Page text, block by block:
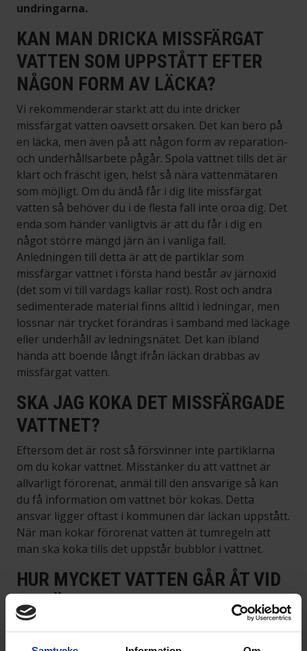
undringarna.
KAN MAN DRICKA MISSFÄRGAT
VATTEN SOM UPPSTÅTT EFTER
NÅGON FORM AV LÄCKA?
Vi rekommenderar starkt att du inte dricker
missfärgat vatten oavsett orsaken. Det kan bero på
en läcka, men även på att någon form av reparation-
och underhållsarbete pågår. Spola vattnet tills det är
klart och fräscht igen, helst så nära vattenmätaren
som möjligt. Om du ändå får i dig lite missfärgat
vatten så behöver du i de flesta fall inte oroa dig. Det
enda som händer vanligtvis är att du får i dig en
något större mängd järn än i vanliga fall.
Anledningen till detta är att de partiklar som
missfärgar vattnet i första hand består av järnoxid
(det som vi till vardags kallar rost). Rost och andra
sedimenterade material finns alltid i ledningar, men
lossnar när trycket förändras i samband med läckage
eller underhåll av ledningsnätet. Det kan ibland
hända att boende långt ifrån läckan drabbas av
missfärgat vatten.
SKA JAG KOKA DET MISSFÄRGADE
VATTNET?
Eftersom det är rost så försvinner inte partiklarna
om du kokar vattnet. Misstänker du att vattnet är
allvarligt förorenat, anmäl till den ansvarige så kan
du få information om vattnet bör kokas. Detta
ansvar ligger oftast i kommunen där läckan uppstått.
När man kokar förorenat vatten ät tumregeln att
man ska koka tills det uppstår bubblor i vattnet.
HUR MYCKET VATTEN GÅR ÅT VID
EN LÄCKA?
men här är i alla fall några tumregler: